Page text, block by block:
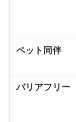
ペット同伴
バリアフリー